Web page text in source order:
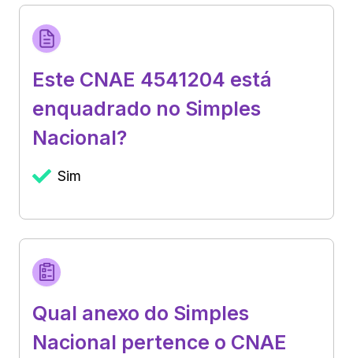
Este CNAE 4541204 está
enquadrado no Simples
Nacional?
Sim
Qual anexo do Simples
Nacional pertence o CNAE